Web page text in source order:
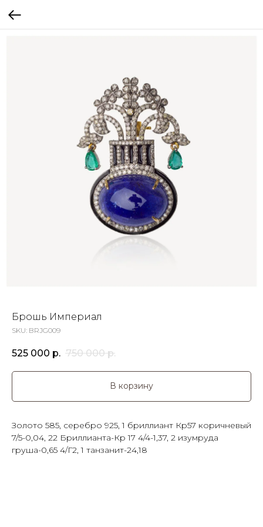
Брошь Империал
SKU: BRJG009
525 000 р. 750 000 р.
В корзину
Золото 585, серебро 925, 1 бриллиант Кр57 коричневый
7/5-0,04, 22 Бриллианта-Кр 17 4/4-1,37, 2 изумруда
груша-0,65 4/Г2, 1 танзанит-24,18